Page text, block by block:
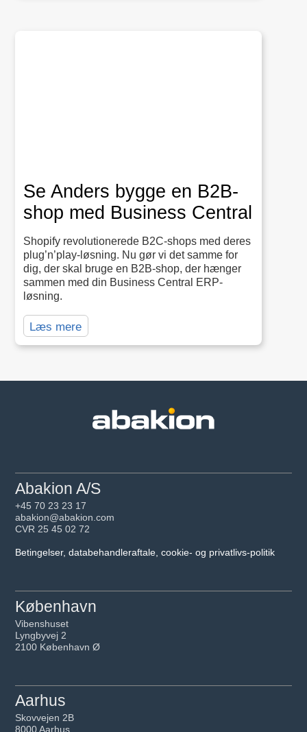
Se Anders bygge en B2B-
shop med Business Central
Shopify revolutionerede B2C-shops med deres
plug’n’play-løsning. Nu gør vi det samme for
dig, der skal bruge en B2B-shop, der hænger
sammen med din Business Central ERP-
løsning.
Læs mere
Abakion A/S
+45 70 23 23 17
abakion@abakion.com
CVR 25 45 02 72
Betingelser, databehandleraftale, cookie- og privatlivs-politik
København
Vibenshuset
Lyngbyvej 2
2100 København Ø
Aarhus
Skovvejen 2B
8000 Aarhus